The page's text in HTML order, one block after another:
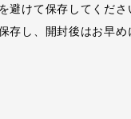
避けて保存してくださ
し、開封後はお早め